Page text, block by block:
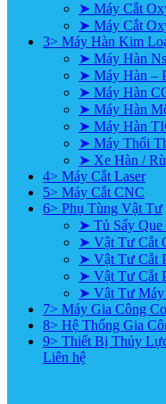
➤ Máy Cắt
➤ Máy Cắt
3> Máy Hàn Kim
➤ Máy Hàn
➤ Máy Hàn –
➤ Máy Hàn
➤ Máy Hàn
➤ Máy Hàn
➤ Máy Thổi
➤ Xe Hàn /
4> Máy Cắt Laser
5> Máy Cắt CNC
6> Phụ Tùng Vật Tư
➤ Tủ Sấy Que
➤ Vật Tư Cắt
➤ Vật Tư Cắt
➤ Vật Tư Cắt
➤ Vật Tư Máy
7> Máy Gia Công
8> Hệ Thống Gia
9> Thiết Bị Thủy
Liên hệ